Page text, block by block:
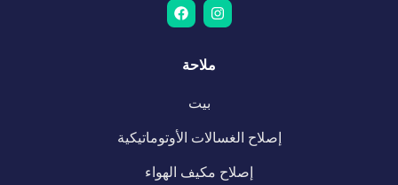
ملاحة
بيت
إصلاح الغسالات الأوتوماتيكية
إصلاح مكيف الهواء